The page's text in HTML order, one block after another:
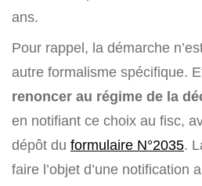
ans.
Pour rappel, la démarche
autre formalisme spécifique.
renoncer au régime de la
en notifiant ce choix au fisc,
dépôt du formulaire N°2035.
faire l’objet d’une notification